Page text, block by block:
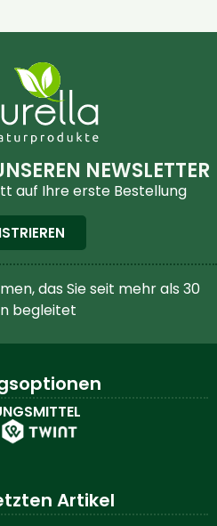
NEWSLETTER
auf Ihre erste Bestellung
das Sie seit mehr als 30
begleitet
Artikel